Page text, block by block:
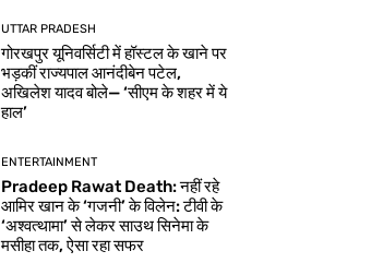
UTTAR PRADESH
गोरखपुर यूनिवर्सिटी में हॉस्टल के खाने पर
भड़कीं राज्यपाल आनंदीबेन पटेल,
अखिलेश यादव बोले— ‘सीएम के शहर में ये
हाल’
ENTERTAINMENT
Pradeep Rawat Death: नहीं रहे
आमिर खान के ‘गजनी’ के विलेन: टीवी के
‘अश्वत्थामा’ से लेकर साउथ सिनेमा के
मसीहा तक, ऐसा रहा सफर